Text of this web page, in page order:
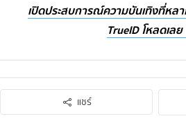
เปิดประสบการณ์ความบันเทิงที่ห
TrueID โหลดเล
แชร์